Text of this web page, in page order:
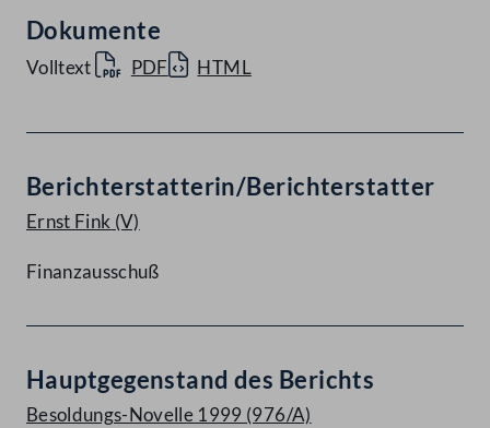
Dokumente
Volltext PDF HTML
Berichterstatterin/Berichterstatter
Ernst Fink (V)
Finanzausschuß
Hauptgegenstand des Berichts
Besoldungs-Novelle 1999 (976/A)